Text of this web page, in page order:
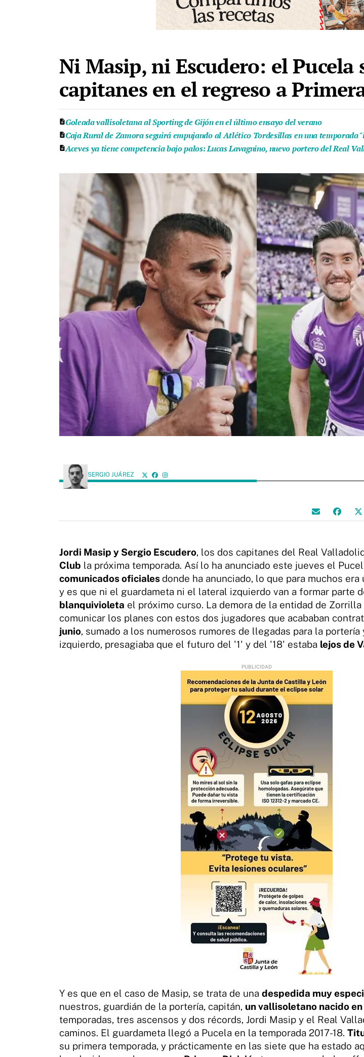
Ni Masip, ni Escudero: el Pucela
capitanes en el regreso a
Goleada vallisoletana al Sporting de Gijón en el último ensayo del verano
Caja Rural de Zamora seguirá empujando al Atlético Tordesillas en una temporada
Aceves ya tiene competencia bajo palos: Lucas Lavagnino, nuevo portero del Real
SERGIO JUÁREZ
Jordi Masip y Sergio Escudero, los dos capitanes del Real
Club la próxima temporada. Así lo ha anunciado este jueves el
comunicados oficiales donde ha anunciado, lo que para muchos era
y es que ni el guardameta ni el lateral izquierdo van a formar parte
blanquivioleta el próximo curso. La demora de la entidad de Zorrilla
comunicar los planes con estos dos jugadores que acababan
junio, sumado a los numerosos rumores de llegadas para la portería
izquierdo, presagiaba que el futuro del '1' y del '18' estaba lejos de
Y es que en el caso de Masip, se trata de una despedida muy
nuestros, guardián de la portería, capitán, un vallisoletano nacido
temporadas, tres ascensos y dos récords, Jordi Masip y el Real
caminos. El guardameta llegó a Pucela en la temporada 2017-18.
su primera temporada, y prácticamente en las siete que ha estado